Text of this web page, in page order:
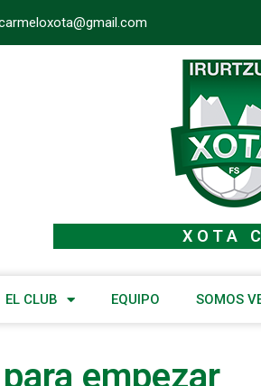
XOTA
EL CLUB EQUIPO SOMOS
empezar